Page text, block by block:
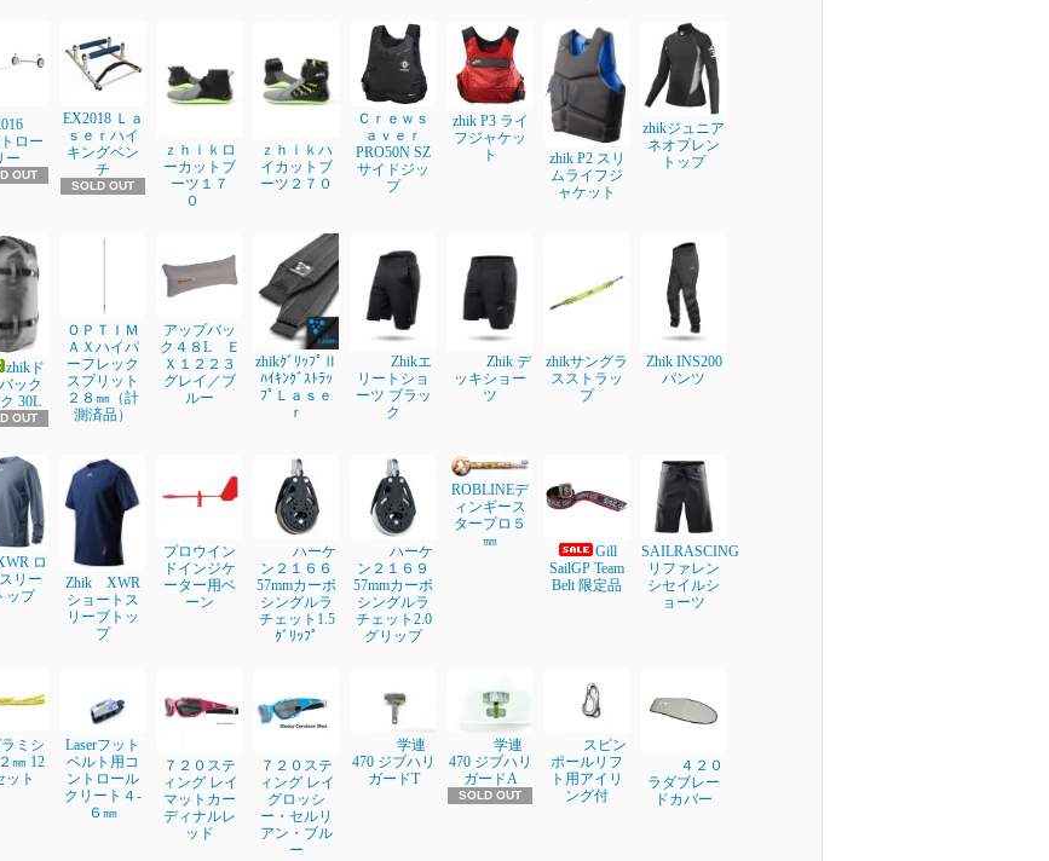
ロー
ー
OUT
EX2018 Ｌａ
ｓｅｒハイ
キングベン
チ
SOLD OUT
ｚｈｉｋロ
ーカットブ
ーツ１７
０
ｚｈｉｋハ
イカットブ
ーツ２７０
Ｃｒｅｗｓ
ａｖｅｒ
PRO50N SZ
サイドジッ
プ
zhik P3 ライ
フジャケッ
ト
zhik P2 スリ
ムライフジ
ャケット
zhikジュニア
ネオプレン
トップ
zhikド
ック
30L
OUT
ＯＰＴＩＭ
ＡＸハイパ
ーフレック
スプリット
２８㎜（計
測済品）
アップバッ
ク４８L Ｅ
Ｘ１２２３
グレイ／ブ
ルー
zhikｸﾞﾘｯﾌﾟⅡ
ﾊｲｷﾝｸﾞｽﾄﾗｯ
ﾌﾟＬａｓｅ
ｒ
Zhikエ
リートショ
ーツ ブラッ
ク
Zhik デ
ッキショー
ツ
zhikサングラ
スストラッ
プ
Zhik INS200
パンツ
ロ
リー
ップ
Zhik XWR
ショートス
リーブトッ
プ
プロウイン
ドインジケ
ーター用ベ
ーン
ハーケ
ン２１６６
57mmカーボ
シングルラ
チェット1.5
ｸﾞﾘｯﾌﾟ
ハーケ
ン２１６９
57mmカーボ
シングルラ
チェット2.0
グリップ
ROBLINEデ
ィンギース
タープロ５
㎜
Gill
SailGP Team
Belt 限定品
SAILRASCING
リファレン
シセイルシ
ョーツ
ミシ
㎜ 12
ット
Laserフット
ベルト用コ
ントロール
クリート４-
６㎜
７２０ステ
ィング レイ
マットカー
ディナルレ
ッド
７２０ステ
ィング レイ
グロッシ
ー・セルリ
アン・ブル
ー
学連
470 ジブハリ
ガードT
学連
470 ジブハリ
ガードA
SOLD OUT
スピン
ポールリフ
ト用アイリ
ング付
４２０
ラダブレー
ドカバー